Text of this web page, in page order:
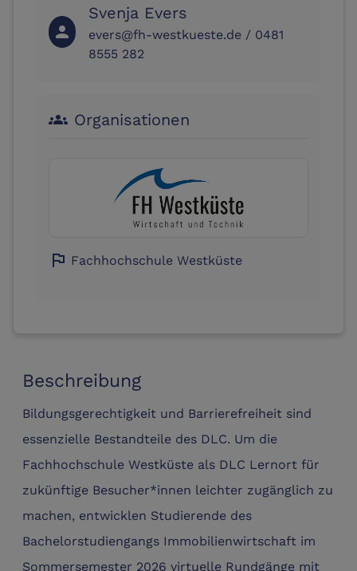
Beschreibung
Bildungsgerechtigkeit und Barrierefreiheit sind
essenzielle Bestandteile des DLC. Um die
Fachhochschule Westküste als DLC Lernort für
zukünftige Besucher*innen leichter zugänglich zu
machen, entwicklen Studierende des
Bachelorstudiengangs Immobilienwirtschaft im
Sommersemester 2026 virtuelle Rundgänge mit
person
Svenja Evers
evers@fh-westkueste.de / 0481
8555 282
groups Organisationen
flag Fachhochschule Westküste